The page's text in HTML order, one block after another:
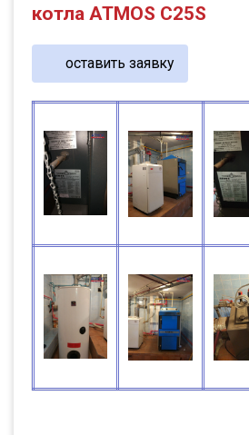
котла ATMOS C25S
оставить заявку